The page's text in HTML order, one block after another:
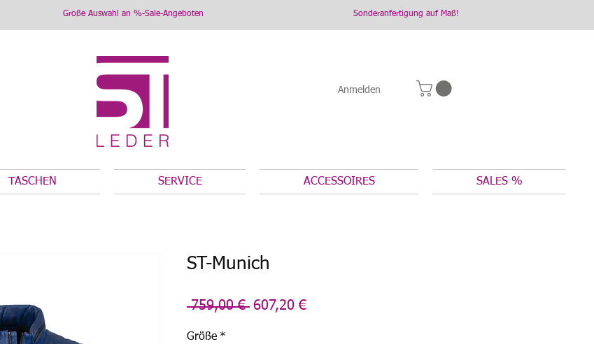
Große Auswahl an %-Sale-Angeboten Sonderanfertigung auf Maß!
Anmelden
TASCHEN SERVICE ACCESSOIRES SALES %
ST-Munich
759,00 € Standardpreis
607,20 €Sale-
Größe *